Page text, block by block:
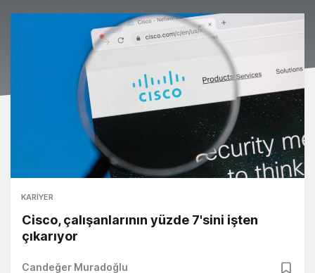
KARIYER
Cisco, çalışanlarının yüzde 7'sini işten
çıkarıyor
Candeğer Muradoğlu